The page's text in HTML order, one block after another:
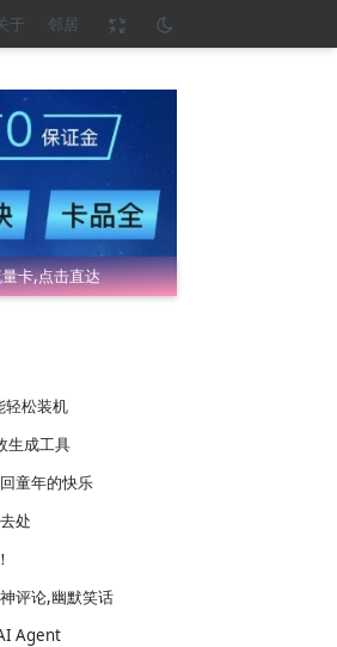
于 邻居
卡,点击直达
轻松装机
生成工具
童年的快乐
处
评论,幽默笑话
Agent